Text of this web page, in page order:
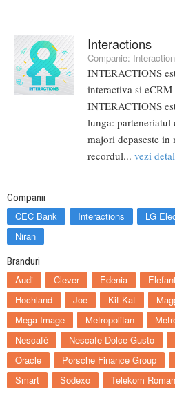
Interactions
Companie:
INTERACTIONS
interactiva si
INTERACTIONS
lunga:
majori depaseste
recordul... vezi
Companii
CEC Bank Interactions LG
Niran
Branduri
Audi Clever Edenia
Hochland
Joe Kit Kat
Mega Image
Metropolitan
Nescafé
Nescafe Dolce Gusto
Oracle
Porsche Finance Group
Smart
Sodexo Telekom